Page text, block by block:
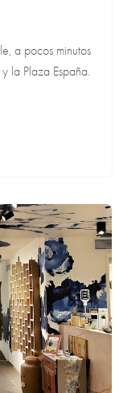
a pocos minutos
la Plaza España.